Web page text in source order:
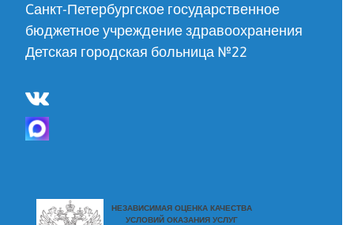
Cанкт-Петербургское государственное
бюджетное учреждение здравоохранения
Детская городская больница №22